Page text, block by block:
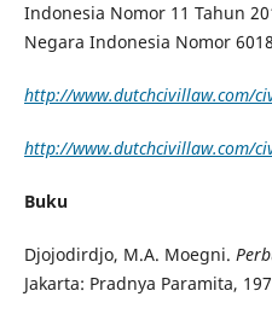
Indonesia Nomor 11 Tahun
Negara Indonesia Nomor 6018
http://www.dutchcivillaw.com/
http://www.dutchcivillaw.com/
Buku
Djojodirdjo, M.A. Moegni.
Jakarta: Pradnya Paramita,